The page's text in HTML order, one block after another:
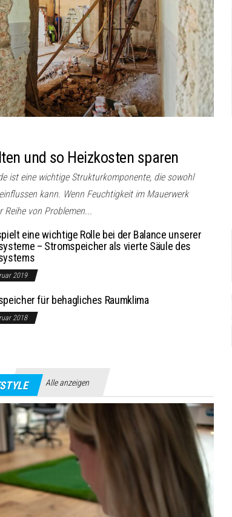
und so Heizkosten sparen
ist eine wichtige Strukturkomponente, die sowohl
kann. Wenn Feuchtigkeit im Mauerwerk
Reihe von Problemen...
eine wichtige Rolle bei der Balance unserer
– Stromspeicher als vierte Säule des
2019
für behagliches Raumklima
2018
Alle anzeigen